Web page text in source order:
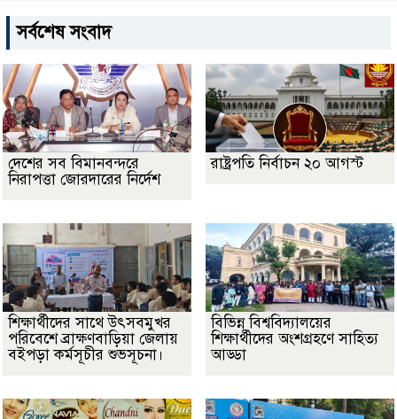
সর্বশেষ সংবাদ
দেশের সব বিমানবন্দরে
নিরাপত্তা জোরদারের নির্দেশ
রাষ্ট্রপতি নির্বাচন ২০ আগস্ট
শিক্ষার্থীদের সাথে উৎসবমুখর
পরিবেশে ব্রাক্ষণবাড়িয়া জেলায়
বইপড়া কর্মসূচীর শুভসূচনা।
বিভিন্ন বিশ্ববিদ্যালয়ের
শিক্ষার্থীদের অংশগ্রহণে সাহিত্য
আড্ডা